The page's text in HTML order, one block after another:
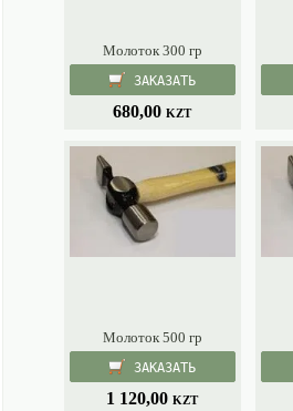
ЗАКАЗАТЬ
680,00 KZT
Молоток 300 гр
ЗАКАЗАТЬ
1 120,00 KZT
Молоток 500 гр